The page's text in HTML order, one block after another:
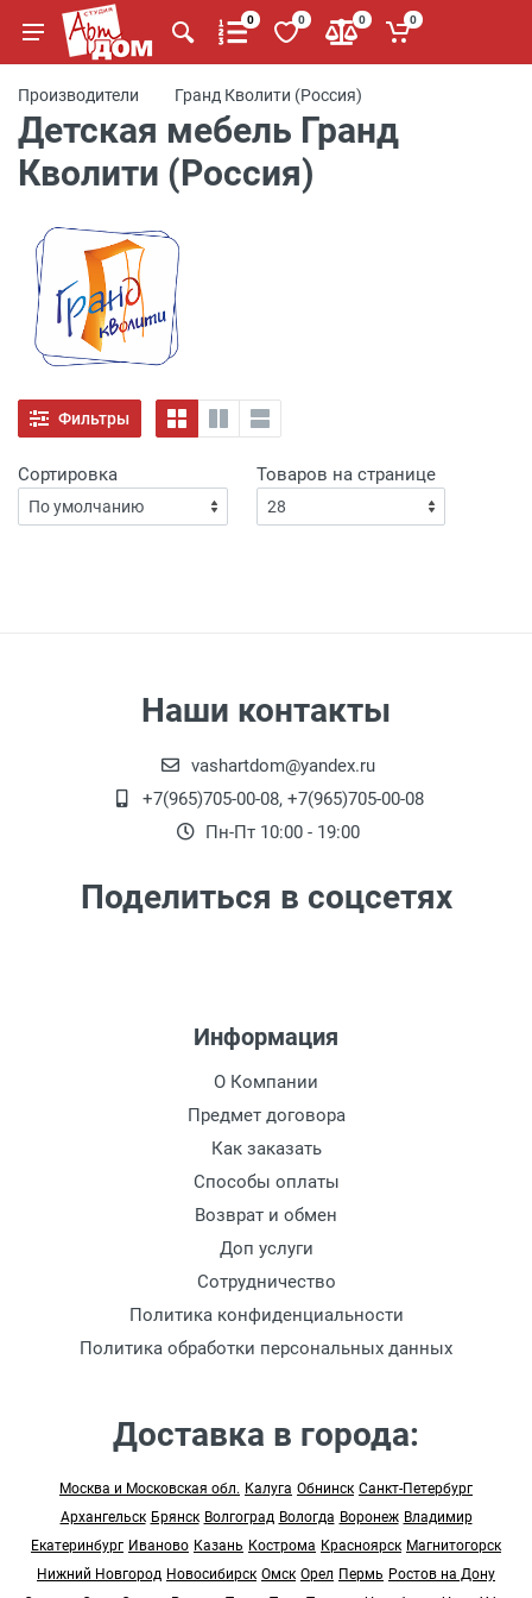
0 0 0 0
Производители Гранд Кволити (Россия)
Детская мебель Гранд
Кволити (Россия)
Фильтры
Сортировка Товаров на странице
Наши контакты
vashartdom@yandex.ru
+7(965)705-00-08, +7(965)705-00-08
Пн-Пт 10:00 - 19:00
Поделиться в соцсетях
Информация
О Компании
Предмет договора
Как заказать
Способы оплаты
Возврат и обмен
Доп услуги
Сотрудничество
Политика конфиденциальности
Политика обработки персональных данных
Доставка в города:
Москва и Московская обл. Калуга Обнинск Санкт-Петербург
Архангельск Брянск Волгоград Вологда Воронеж Владимир
Екатеринбург Иваново Казань Кострома Красноярск Магнитогорск
Нижний Новгород Новосибирск Омск Орел Пермь Ростов на Дону